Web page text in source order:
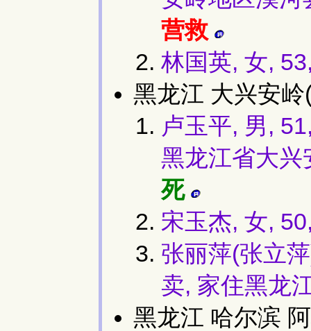
营救
林国英, 女,
黑龙江 大兴安
卢玉平, 男,
黑龙江省大兴
死
宋玉杰, 女,
张丽萍(张立
卖, 家住黑龙
黑龙江 哈尔滨